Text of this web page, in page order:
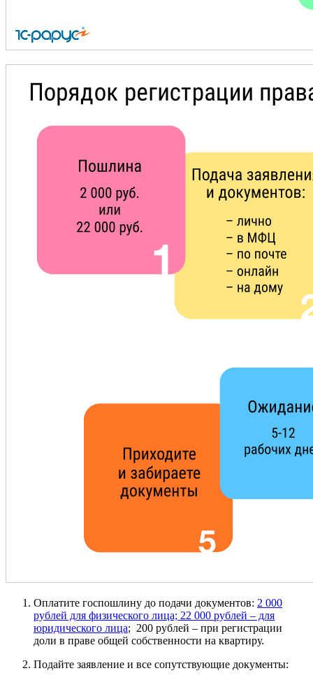
Оплатите госпошлину до подачи документов: 2 000
рублей для физического лица; 22 000 рублей – для
юридического лица; 200 рублей – при регистрации
доли в праве общей собственности на квартиру.
Подайте заявление и все сопутствующие документы: